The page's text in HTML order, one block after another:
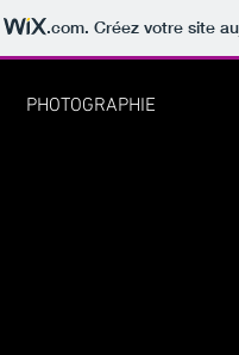
.com. Créez votre site
PHOTOGRAPHIE